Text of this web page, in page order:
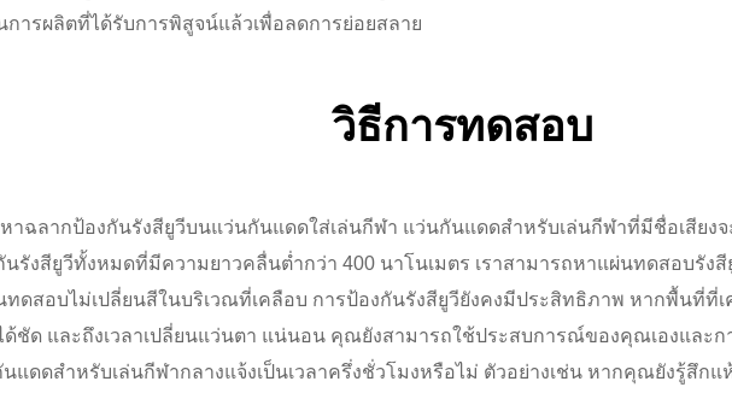
ารผลิตที่ได้รับการพิสูจน์แล้วเพื่อลดการย่อยสลาย
วิธีการทดสอบ
ฉลากป้องกันรังสียูวีบนแว่นกันแดดใส่เล่นกีฬา แว่นกันแดดสำหรับเล่นกีฬาที่มีชื่อเสียงจ
รังสียูวีทั้งหมดที่มีความยาวคลื่นต่ำกว่า 400 นาโนเมตร เราสามารถหาแผ่นทดสอบรัง
ดสอบไม่เปลี่ยนสีในบริเวณที่เคลือบ การป้องกันรังสียูวียังคงมีประสิทธิภาพ หากพื้นที่ที่
ด้ชัด และถึงเวลาเปลี่ยนแว่นตา แน่นอน คุณยังสามารถใช้ประสบการณ์ของคุณเองและ
แดดสำหรับเล่นกีฬากลางแจ้งเป็นเวลาครึ่งชั่วโมงหรือไม่ ตัวอย่างเช่น หากคุณยังรู้สึ